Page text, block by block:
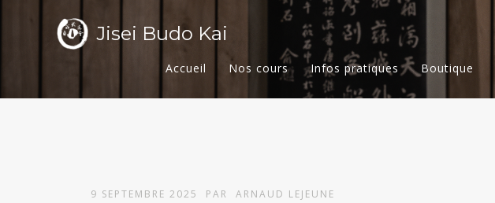
Jisei Budo Kai
Accueil Nos cours Infos pratiques Boutique
9 SEPTEMBRE 2025 PAR ARNAUD LEJEUNE